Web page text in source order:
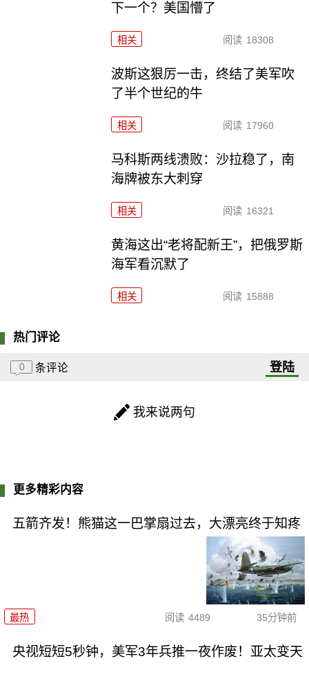
下一个？美国懵了
相关 阅读 18308
波斯这狠厉一击，终结了美军吹
了半个世纪的牛
相关 阅读 17960
马科斯两线溃败：沙拉稳了，南
海牌被东大刺穿
相关 阅读 16321
黄海这出“老将配新王”，把俄罗斯
海军看沉默了
相关 阅读 15888
热门评论
0 条评论 登陆
我来说两句
更多精彩内容
五箭齐发！熊猫这一巴掌扇过去，大漂亮终于知疼
最热 阅读 4489 35分钟前
央视短短5秒钟，美军3年兵推一夜作废！亚太变天